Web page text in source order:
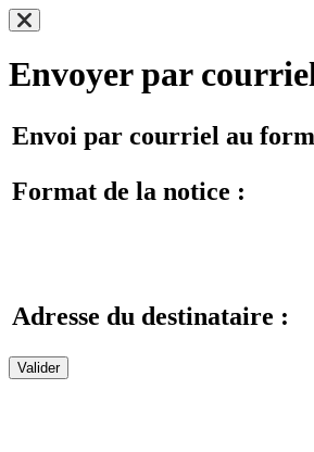
Envoyer par
Envoi par courriel au
Format de la notice :
Adresse du destinataire :